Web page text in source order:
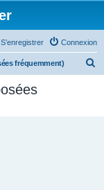
Connexion
S’enregistrer
fréquemment)